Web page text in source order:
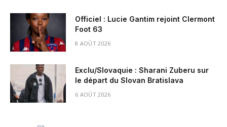
Officiel : Lucie Gantim rejoint Clermont
Foot 63
8 AOÛT 2026
Exclu/Slovaquie : Sharani Zuberu sur
le départ du Slovan Bratislava
6 AOÛT 2026